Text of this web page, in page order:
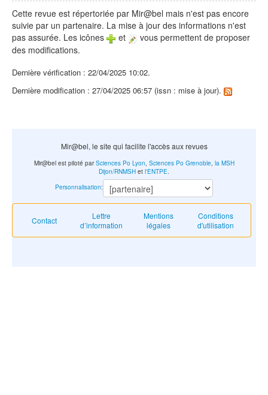
Cette revue est répertoriée par Mir@bel mais n'est pas encore
suivie par un partenaire. La mise à jour des informations n'est
pas assurée. Les icônes
et
vous permettent de proposer
des modifications.
Dernière vérification : 22/04/2025 10:02.
Dernière modification : 27/04/2025 06:57 (issn : mise à jour).
Mir@bel, le site qui facilite l'accès aux revues
Contact
Lettre
d’information
Mentions
légales
Conditions
d'utilisation
Mir@bel est piloté parSciences Po Lyon Sciences Po Grenoble, la MSH
Dijon/RNMSH et l'ENTPE
Personnalisation: